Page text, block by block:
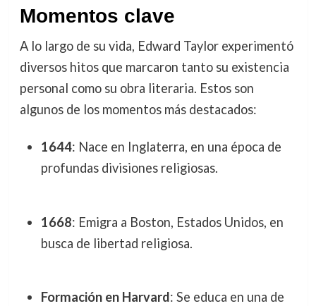
Momentos clave
A lo largo de su vida, Edward Taylor experimentó
diversos hitos que marcaron tanto su existencia
personal como su obra literaria. Estos son
algunos de los momentos más destacados:
1644: Nace en Inglaterra, en una época de
profundas divisiones religiosas.
1668: Emigra a Boston, Estados Unidos, en
busca de libertad religiosa.
Formación en Harvard: Se educa en una de